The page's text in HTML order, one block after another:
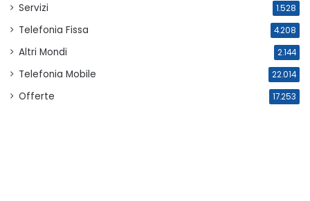
Servizi 1.528
Telefonia Fissa 4.208
Altri Mondi 2.144
Telefonia Mobile 22.014
Offerte 17.253